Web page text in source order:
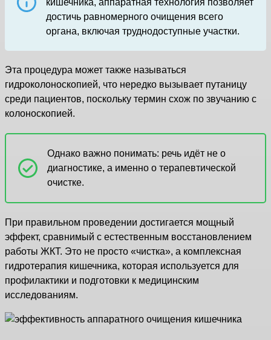
достичь равномерного очищения всего
органа, включая труднодоступные участки.
Эта процедура может также называться
гидроколоноскопией, что нередко вызывает путаницу
среди пациентов, поскольку термин схож по звучанию с
колоноскопией.
Однако важно понимать: речь идёт не о
диагностике, а именно о терапевтической
очистке.
При правильном проведении достигается мощный
эффект, сравнимый с естественным восстановлением
работы ЖКТ. Это не просто «чистка», а комплексная
гидротерапия кишечника, которая используется для
профилактики и подготовки к медицинским
исследованиям.